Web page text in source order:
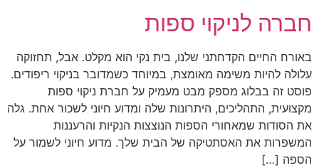
חברה לניקוי ספות
באורח החיים הקדחתני שלנו, בית נקי הוא מקלט. אבל, תחזוקה
עלולה להיות משימה מאומצת, במיוחד כשמדובר בניקוי ריפודים.
פוסט זה בבלוג מספק מבט מעמיק על חברת ניקוי ספות
מקצועית, התהליכים, היתרונות שלה ומדוע חיוני לשכור אחת. גלה
את הסודות שמאחורי הספות הנוצצות הנקיות והרעננות
המשפרות את האסתטיקה של הבית שלך. מדוע חיוני לשמור על
הספה […]